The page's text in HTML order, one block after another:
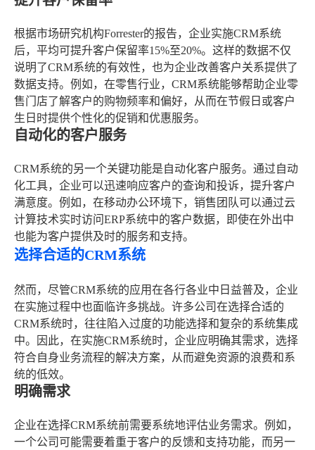
根据市场研究机构Forrester的报告，企业实施CRM系统
后，平均可提升客户保留率15%至20%。这样的数据不仅
说明了CRM系统的有效性，也为企业改善客户关系提供了
数据支持。例如，在零售行业，CRM系统能够帮助企业零
售门店了解客户的购物频率和偏好，从而在节假日或客户
生日时提供个性化的促销和优惠服务。
自动化的客户服务
CRM系统的另一个关键功能是自动化客户服务。通过自动
化工具，企业可以迅速响应客户的查询和投诉，提升客户
满意度。例如，在移动办公环境下，销售团队可以通过云
计算技术实时访问ERP系统中的客户数据，即使在外出中
也能为客户提供及时的服务和支持。
选择合适的CRM系统
然而，尽管CRM系统的应用在各行各业中日益普及，企业
在实施过程中也面临许多挑战。许多公司在选择合适的
CRM系统时，往往陷入过度的功能选择和复杂的系统集成
中。因此，在实施CRM系统时，企业应明确其需求，选择
符合自身业务流程的解决方案，从而避免资源的浪费和系
统的低效。
明确需求
企业在选择CRM系统前需要系统地评估业务需求。例如，
一个公司可能需要着重于客户的反馈和支持功能，而另一